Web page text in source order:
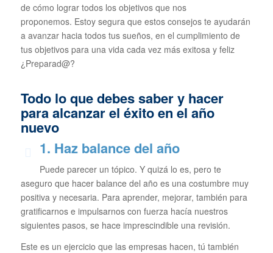
de cómo lograr todos los objetivos que nos
proponemos. Estoy segura que estos consejos te ayudarán
a avanzar hacia todos tus sueños, en el cumplimiento de
tus objetivos para una vida cada vez más exitosa y feliz
¿Preparad@?
Todo lo que debes saber y hacer
para alcanzar el éxito en el año
nuevo
1. Haz balance del año
Puede parecer un tópico. Y quizá lo es, pero te
aseguro que hacer balance del año es una costumbre muy
positiva y necesaria. Para aprender, mejorar, también para
gratificarnos e impulsarnos con fuerza hacía nuestros
siguientes pasos, se hace imprescindible una revisión.
Este es un ejercicio que las empresas hacen, tú también